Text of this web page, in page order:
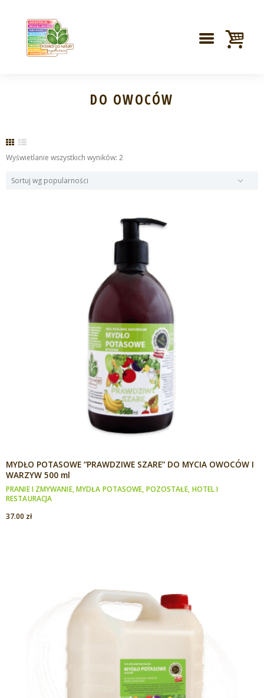
DO OWOCÓW
Wyświetlanie wszystkich wyników: 2
MYDŁO POTASOWE “PRAWDZIWE SZARE” DO MYCIA OWOCÓW I
WARZYW 500 ml
PRANIE I ZMYWANIE,MYDŁA POTASOWE, POZOSTAŁE, HOTEL I
RESTAURACJA
37.00 zł